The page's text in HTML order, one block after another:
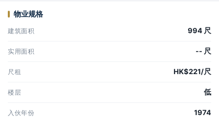
物业规格
建筑面积 994 尺
实用面积 -- 尺
尺租 HK$221/尺
楼层 低
入伙年份 1974